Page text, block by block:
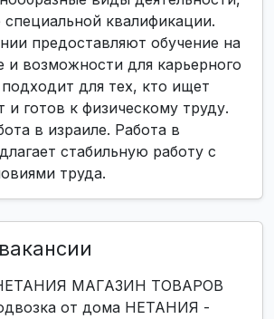
квалификации.
предоставляют обучение на
и возможности для карьерного
для тех, кто ищет
и готов к физическому труду.
в израиле. Работа в
стабильную работу с
труда.
МАГАЗИН ТОВАРОВ
от дома НЕТАНИЯ -